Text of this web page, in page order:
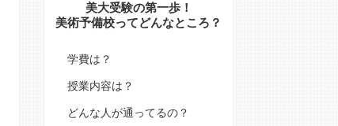
美大受験の第一歩！
美術予備校ってどんなところ？
学費は？
授業内容は？
どんな人が通ってるの？